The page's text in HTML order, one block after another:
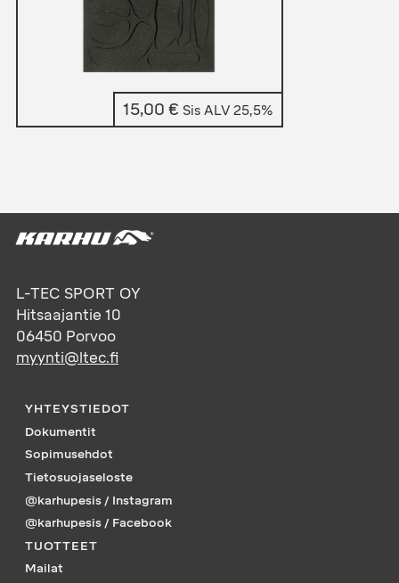
15,00 € Sis ALV 25,5%
L-TEC SPORT OY
Hitsaajantie 10
06450 Porvoo
myynti@ltec.fi
YHTEYSTIEDOT
Dokumentit
Sopimusehdot
Tietosuojaseloste
@karhupesis / Instagram
@karhupesis / Facebook
TUOTTEET
Mailat